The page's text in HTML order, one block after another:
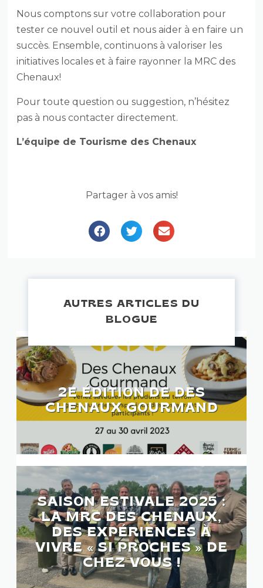
Nous comptons sur votre collaboration pour
tester ce nouvel outil et nous aider à en faire un
succès. Ensemble, continuons à valoriser les
initiatives locales et à faire rayonner la MRC des
Chenaux!
Pour toute question ou suggestion, n’hésitez
pas à nous contacter directement.
L’équipe de Tourisme des Chenaux
Partager à vos amis!
AUTRES ARTICLES DU
BLOGUE
2E ÉDITION DE DES
CHENAUX GOURMAND
SAISON ESTIVALE 2025 :
LA MRC DES CHENAUX,
DES EXPÉRIENCES À
VIVRE « SI PROCHES » DE
CHEZ VOUS !